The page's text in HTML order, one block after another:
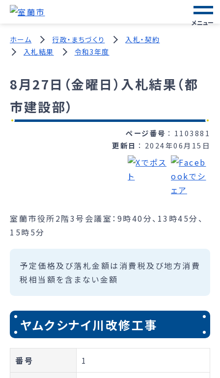
メニュー
ホーム 行政・まちづくり
入札・契約
入札結果
令和3年度
8月27日（金曜日）入札結果（都
市建設部）
ページ番号
1103881
更新日
2024年06月15日
室蘭市役所2階3号会議室：9時40分、13時45分、
15時5分
予定価格及び落札金額は消費税及び地方消費
税相当額を含まない金額
ヤムクシナイ川改修工事
番号 1